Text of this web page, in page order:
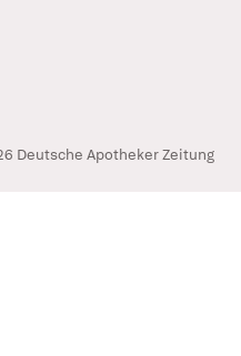
Deutsche Apotheker Zeitung